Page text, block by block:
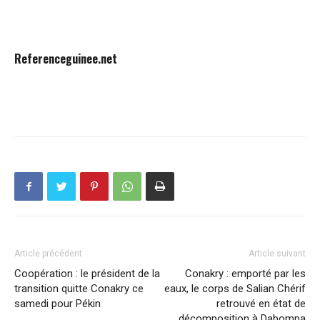
Referenceguinee.net
Article précédent
Coopération : le président de la
transition quitte Conakry ce
samedi pour Pékin
Article suivant
Conakry : emporté par les
eaux, le corps de Salian Chérif
retrouvé en état de